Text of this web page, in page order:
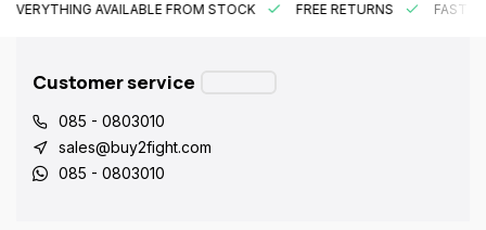
EVERYTHING AVAILABLE FROM STOCK FREE RETURNS FAST
Customer service
085 - 0803010
sales@buy2fight.com
085 - 0803010